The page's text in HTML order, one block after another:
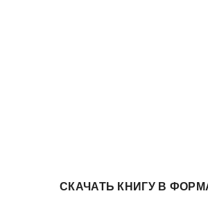
СКАЧАТЬ КНИГУ В